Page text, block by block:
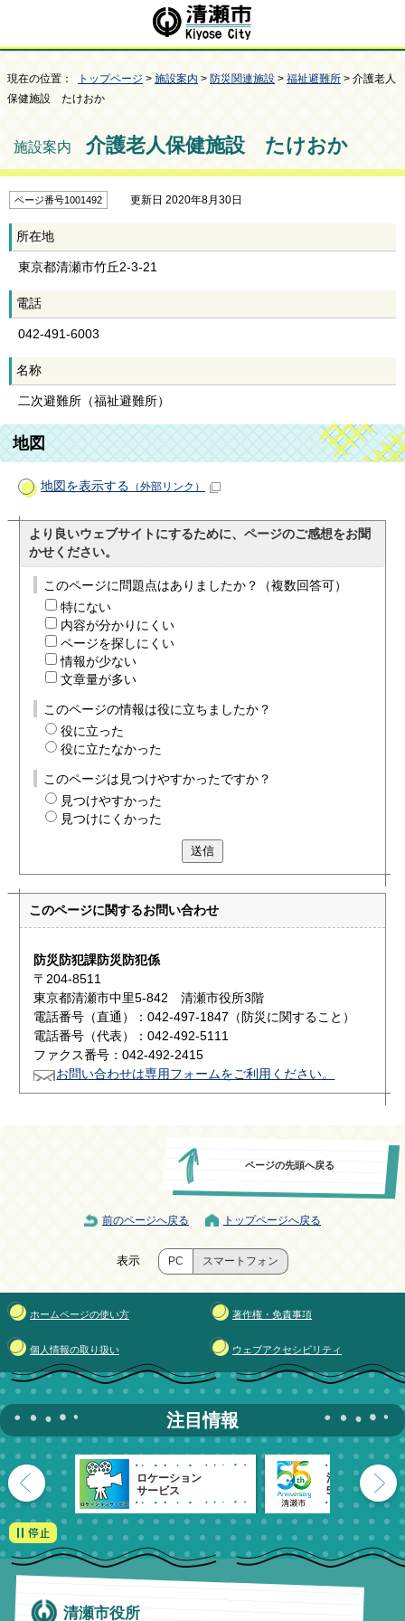
現在の位置： トップページ > 施設案内 > 防災関連施設 > 福祉避難所 > 介護老人
保健施設 たけおか
施設案内 介護老人保健施設 たけおか
ページ番号1001492 更新日 2020年8月30日
所在地
東京都清瀬市竹丘2-3-21
電話
042-491-6003
名称
二次避難所（福祉避難所）
地図
地図を表示する （外部リンク）
より良いウェブサイトにするために、ページのご感想をお聞
かせください。
このページに問題点はありましたか？（複数回答可）
特にない
内容が分かりにくい
ページを探しにくい
情報が少ない
文章量が多い
このページの情報は役に立ちましたか？
役に立った
役に立たなかった
このページは見つけやすかったですか？
見つけやすかった
見つけにくかった
送信
このページに関するお問い合わせ
防災防犯課防災防犯係
〒204-8511
東京都清瀬市中里5-842 清瀬市役所3階
電話番号（直通）：042-497-1847（防災に関すること）
電話番号（代表）：042-492-5111
ファクス番号：042-492-2415
お問い合わせは専用フォームをご利用ください。
ページの先頭へ戻る
前のページへ戻る トップページへ戻る
表示 PC スマートフォン
ホームページの使い方 著作権・免責事項
個人情報の取り扱い ウェブアクセシビリティ
注目情報
ロケーション
サービス
清瀬市
55周年記念
清瀬市役所